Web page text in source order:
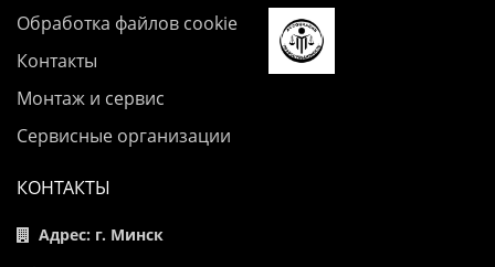
Обработка файлов cookie
Контакты
Монтаж и сервис
Сервисные организации
КОНТАКТЫ
Адрес: г. Минск